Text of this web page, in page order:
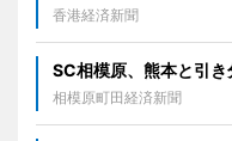
香港経済新聞
SC相模原、熊本と引
相模原町田経済新聞